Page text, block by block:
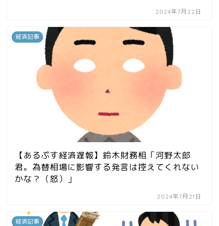
2024年7月22日
経済記事
【あるぷす経済遅報】鈴木財務相「河野太郎
君。為替相場に影響する発言は控えてくれない
かな？（怒）」
2024年7月21日
経済記事